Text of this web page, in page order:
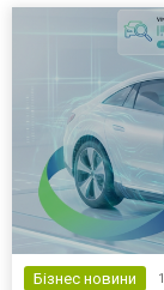
Бізнес новини